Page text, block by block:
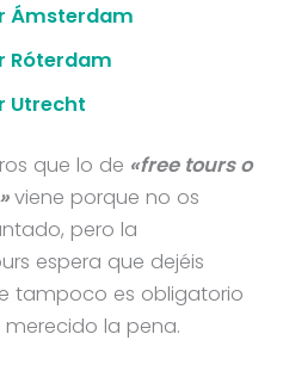
Ámsterdam
Róterdam
Utrecht
que lo de «free tours o
viene porque no os
pero la
espera que dejéis
tampoco es obligatorio
la pena.